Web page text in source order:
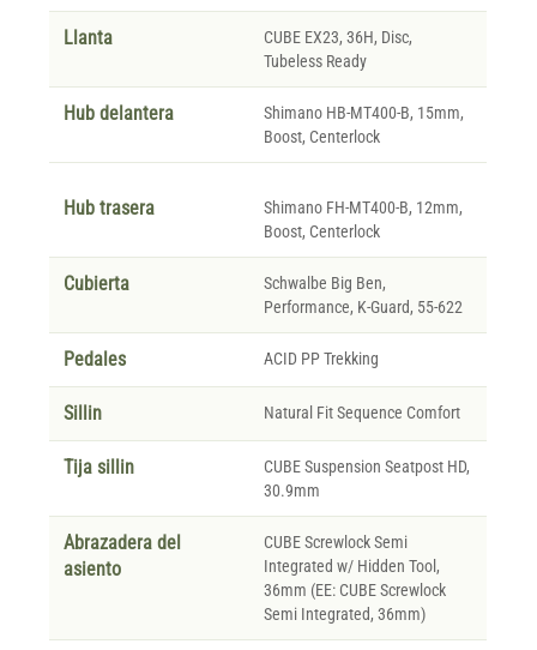
Llanta
CUBE EX23, 36H, Disc,
Tubeless Ready
Hub delantera
Shimano HB-MT400-B, 15mm,
Boost, Centerlock
Hub trasera
Shimano FH-MT400-B, 12mm,
Boost, Centerlock
Cubierta
Schwalbe Big Ben,
Performance, K-Guard, 55-622
Pedales ACID PP Trekking
Sillin Natural Fit Sequence Comfort
Tija sillin
CUBE Suspension Seatpost HD,
30.9mm
Abrazadera del
asiento
CUBE Screwlock Semi
Integrated w/ Hidden Tool,
36mm (EE: CUBE Screwlock
Semi Integrated, 36mm)